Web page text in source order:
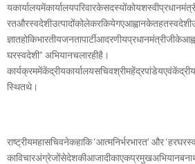
घरस्वदेशी” अभियानचलारहीहै।
स्थितथे।
राष्ट्रीयमहासचिवनेकहाकि ‘आत्मनिर्भरभारत’ और